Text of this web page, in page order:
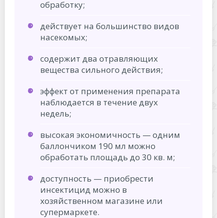
обработку;
действует на большинство видов
насекомых;
содержит два отравляющих
вещества сильного действия;
эффект от применения препарата
наблюдается в течение двух
недель;
высокая экономичность — одним
баллончиком 190 мл можно
обработать площадь до 30 кв. м;
доступность — приобрести
инсектицид можно в
хозяйственном магазине или
супермаркете.